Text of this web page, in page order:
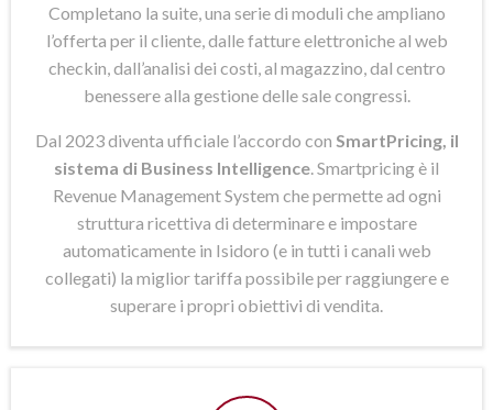
Completano la suite, una serie di moduli che ampliano
l’offerta per il cliente, dalle fatture elettroniche al web
checkin, dall’analisi dei costi, al magazzino, dal centro
benessere alla gestione delle sale congressi.
Dal 2023 diventa ufficiale l’accordo con SmartPricing, il
sistema di Business Intelligence . Smartpricing è il
Revenue Management System che permette ad ogni
struttura ricettiva di determinare e impostare
automaticamente in Isidoro (e in tutti i canali web
collegati) la miglior tariffa possibile per raggiungere e
superare i propri obiettivi di vendita.